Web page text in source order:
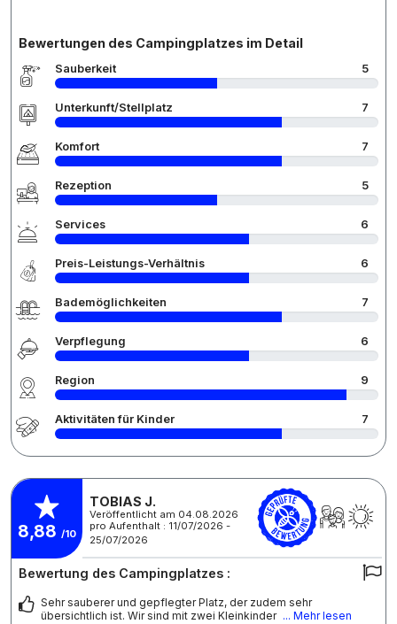
Bewertungen des Campingplatzes im Detail
Sauberkeit 5
Unterkunft/Stellplatz 7
Komfort 7
Rezeption 5
Services 6
Preis-Leistungs-Verhältnis 6
Bademöglichkeiten 7
Verpflegung 6
Region 9
Aktivitäten für Kinder 7
8,88 /10
TOBIAS J.
Veröffentlicht am 04.08.2026
pro Aufenthalt : 11/07/2026 -
25/07/2026
Bewertung des Campingplatzes :
Sehr sauberer und gepflegter Platz, der zudem sehr
übersichtlich ist. Wir sind mit zwei Kleinkinder ... Mehr lesen